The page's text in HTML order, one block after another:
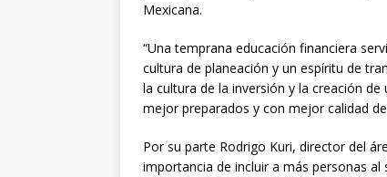
Mexicana.
“Una temprana educación financiera
cultura de planeación y un espíritu de
la cultura de la inversión y la creación
mejor preparados y con mejor calidad de
Por su parte Rodrigo Kuri, director del
importancia de incluir a más personas